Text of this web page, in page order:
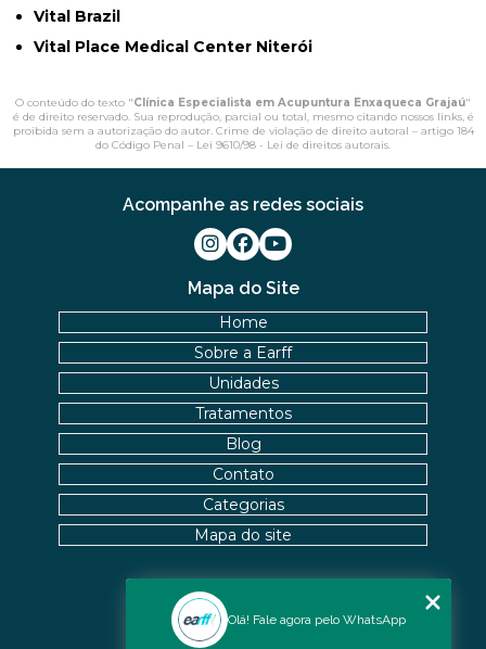
Vital Brazil
Vital Place Medical Center Niterói
O conteúdo do texto "Clínica Especialista em Acupuntura Enxaqueca Grajaú"
é de direito reservado. Sua reprodução, parcial ou total, mesmo citando nossos links, é
proibida sem a autorização do autor. Crime de violação de direito autoral – artigo 184
do Código Penal – Lei 9610/98 - Lei de direitos autorais.
Nossas Unidades
Mapa do Site
Home
Sobre a Earff
Unidades
Tratamentos
Blog
Contato
Categorias
Mapa do site
Acompanhe as redes sociais
Olá! Fale agora pelo WhatsApp